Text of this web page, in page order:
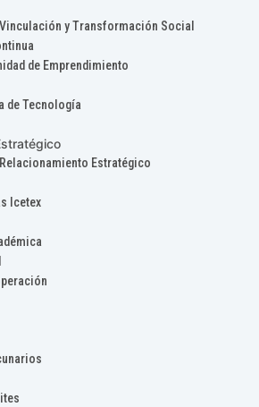
y Transformación Social
de Emprendimiento
de Tecnología
Estratégico
Icetex